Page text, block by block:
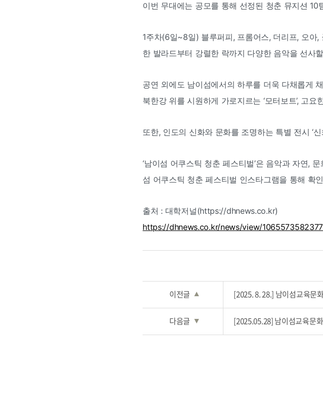
이번 무대에는 공모를 통해 선정된 청춘 뮤지션 10
1주차(6일~8일) 블루퍼피, 프롬어스, 더리프, 오아
한 발라드부터 강렬한 락까지 다양한 음악을 선사
공연 외에도 남이섬에서의 하루를 더욱 다채롭게
북한강 위를 시원하게 가로지르는 ‘모터보트’, 고
또한, 인도의 신화와 문화를 조명하는 특별 전시 ‘
‘남이섬 어쿠스틱 청춘 페스티벌’은 음악과 자연,
섬 어쿠스틱 청춘 페스티벌 인스타그램을 통해 확
출처 : 대학저널(https://dhnews.co.kr)
https://dhnews.co.kr/news/view/
이전글 ▲ [2025. 8. 28.] 남이섬교육문
다음글 ▼ [2025.05.28] 남이섬교육문